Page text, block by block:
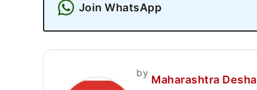
Join WhatsApp
by
Maharashtra Desha